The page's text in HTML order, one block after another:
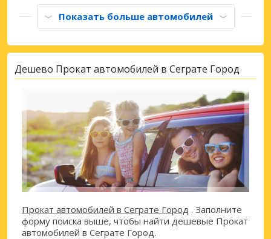
Показать больше автомобилей
Дешево Прокат автомобилей в Сеграте Город
Прокат автомобилей в Сеграте Город . Заполните
форму поиска выше, чтобы найти дешевые Прокат
автомобилей в Сеграте Город.